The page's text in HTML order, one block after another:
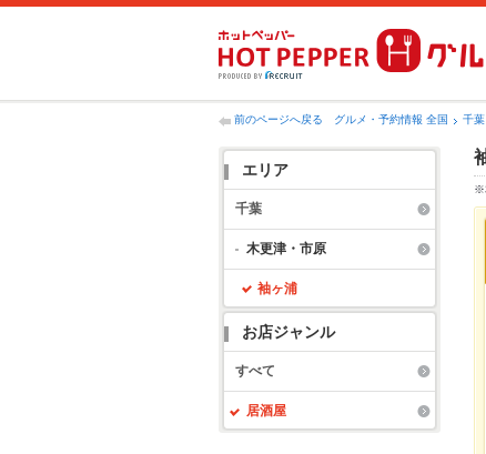
前のページへ戻る グルメ・予約情報 全国 千葉
エリア
千葉
木更津・市原
袖ヶ浦
お店ジャンル
すべて
居酒屋
※